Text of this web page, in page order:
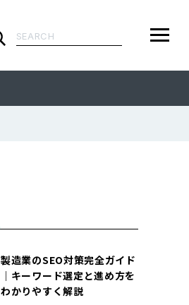
製造業のSEO対策完全ガイド
｜キーワード選定と進め方を
わかりやすく解説